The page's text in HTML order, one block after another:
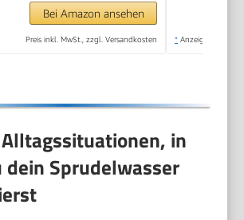
Bei Amazon ansehen
Preis inkl. MwSt., zzgl. Versandkosten * Anzeige
in
dein Sprudelwasser